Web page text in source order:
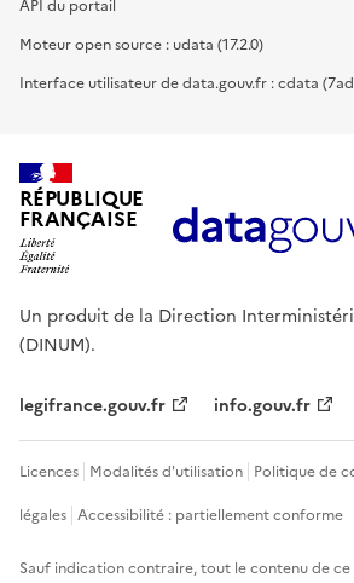
API du portail
Moteur open source : udata (17.2.0)
Interface utilisateur de data.gouv.fr : cdata
RÉPUBLIQUE
FRANÇAISE
Un produit de la Direction
(DINUM).
legifrance.gouv.fr info.gouv.fr
Licences Modalités d'utilisation Politique de
légales Accessibilité : partiellement conforme
Sauf indication contraire, tout le contenu de ce